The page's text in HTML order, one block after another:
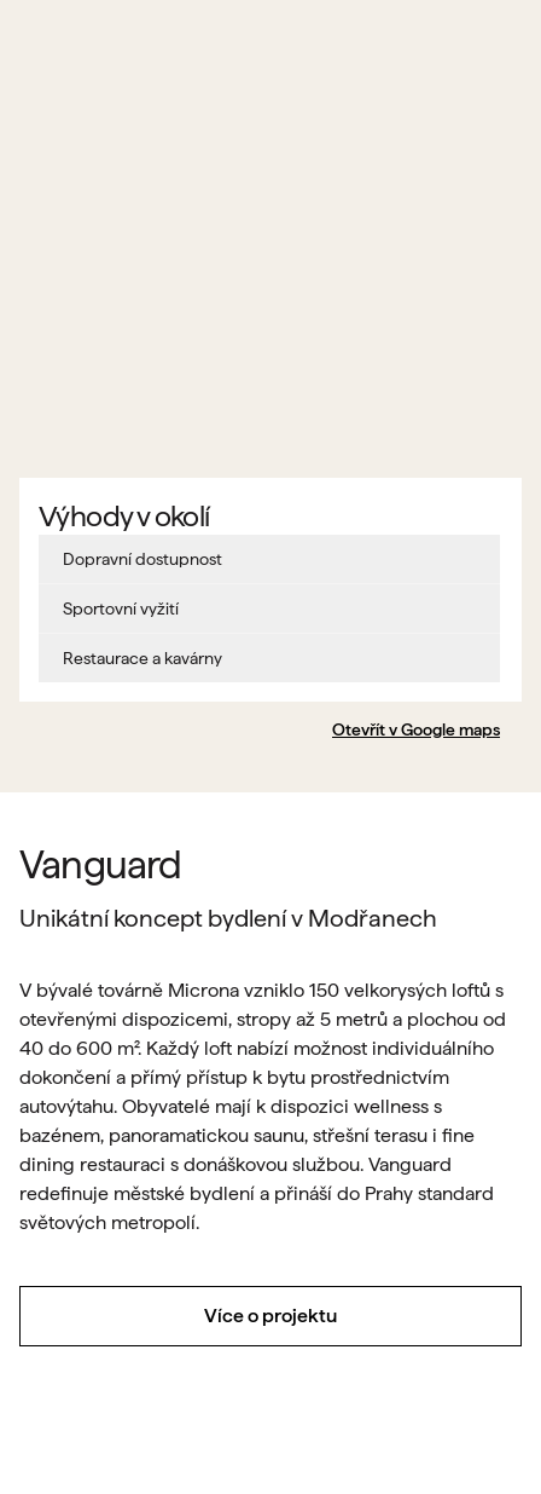
Výhody v okolí
Dopravní dostupnost
Sportovní vyžití
Restaurace a kavárny
Otevřít v Google maps
Vanguard
Unikátní koncept bydlení v Modřanech
V bývalé továrně Microna vzniklo 150 velkorysých loftů s
otevřenými dispozicemi, stropy až 5 metrů a plochou od
40 do 600 m². Každý loft nabízí možnost individuálního
dokončení a přímý přístup k bytu prostřednictvím
autovýtahu. Obyvatelé mají k dispozici wellness s
bazénem, panoramatickou saunu, střešní terasu i fine
dining restauraci s donáškovou službou. Vanguard
redefinuje městské bydlení a přináší do Prahy standard
světových metropolí.
Více o projektu